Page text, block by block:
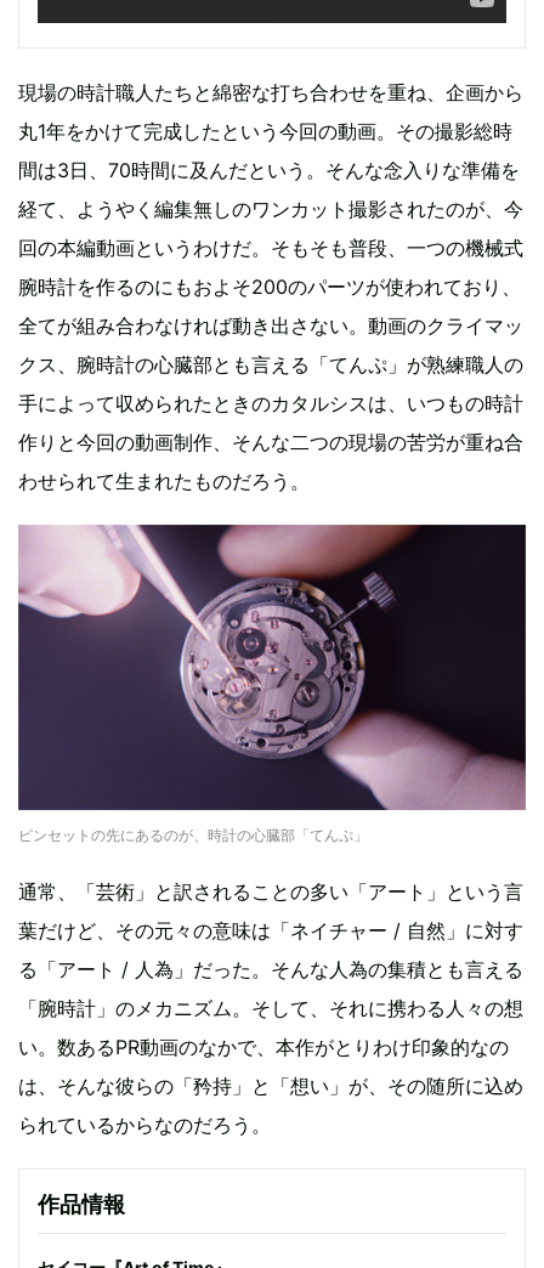
現場の時計職人たちと綿密な打ち合わせを重ね、企画から
丸1年をかけて完成したという今回の動画。その撮影総時
間は3日、70時間に及んだという。そんな念入りな準備を
経て、ようやく編集無しのワンカット撮影されたのが、今
回の本編動画というわけだ。そもそも普段、一つの機械式
腕時計を作るのにもおよそ200のパーツが使われており、
全てが組み合わなければ動き出さない。動画のクライマッ
クス、腕時計の心臓部とも言える「てんぷ」が熟練職人の
手によって収められたときのカタルシスは、いつもの時計
作りと今回の動画制作、そんな二つの現場の苦労が重ね合
わせられて生まれたものだろう。
ピンセットの先にあるのが、時計の心臓部「てんぷ」
通常、「芸術」と訳されることの多い「アート」という言
葉だけど、その元々の意味は「ネイチャー / 自然」に対す
る「アート / 人為」だった。そんな人為の集積とも言える
「腕時計」のメカニズム。そして、それに携わる人々の想
い。数あるPR動画のなかで、本作がとりわけ印象的なの
は、そんな彼らの「矜持」と「想い」が、その随所に込め
られているからなのだろう。
作品情報